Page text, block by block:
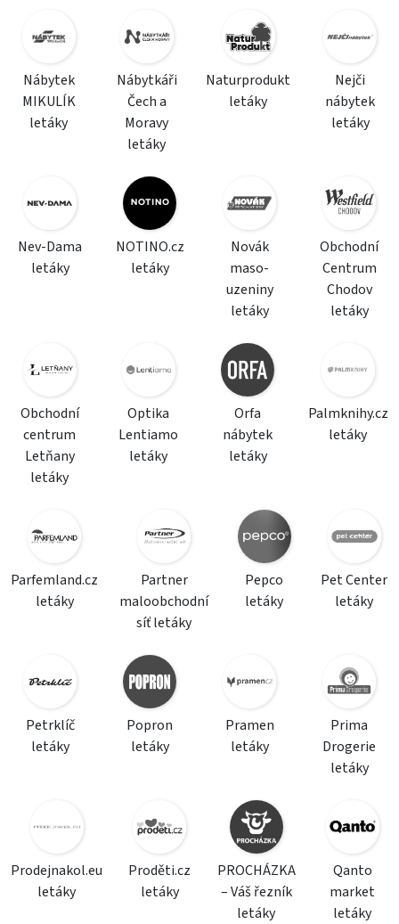
Nábytek
MIKULÍK
letáky
Nábytkáři
Čech a
Moravy
letáky
Naturprodukt
letáky
Nejči
nábytek
letáky
Nev-Dama
letáky
NOTINO.cz
letáky
Novák
maso-
uzeniny
letáky
Obchodní
Centrum
Chodov
letáky
Obchodní
centrum
Letňany
letáky
Optika
Lentiamo
letáky
Orfa
nábytek
letáky
Palmknihy.cz
letáky
Parfemland.cz
letáky
Partner
maloobchodní
síť letáky
Pepco
letáky
Pet Center
letáky
Petrklíč
letáky
Popron
letáky
Pramen
letáky
Prima
Drogerie
letáky
Prodejnakol.eu
letáky
Proděti.cz
letáky
PROCHÁZKA
– Váš řezník
letáky
Qanto
market
letáky